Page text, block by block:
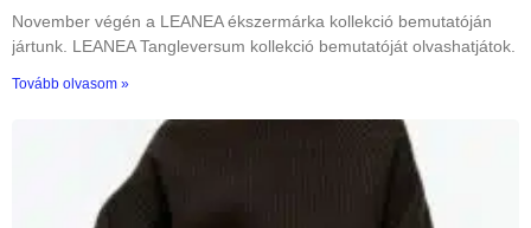
November végén a LEANEA ékszermárka kollekció bemutatóján
jártunk. LEANEA Tangleversum kollekció bemutatóját olvashatjátok.
Tovább olvasom »